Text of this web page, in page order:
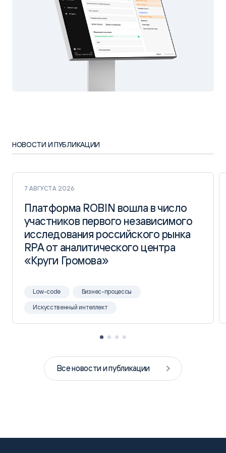
НОВОСТИ И ПУБЛИКАЦИИ
7 АВГУСТА 2026
Платформа ROBIN вошла в число
участников первого независимого
исследования российского рынка
RPA от аналитического центра
«Круги Громова»
Платформа ROBIN вошла в число
участников первого независимого
исследования российского рынка
RPA от аналитического центра
«Круги Громова»
Low-code Бизнес-процессы
Искусственный интеллект
Все новости и публикации